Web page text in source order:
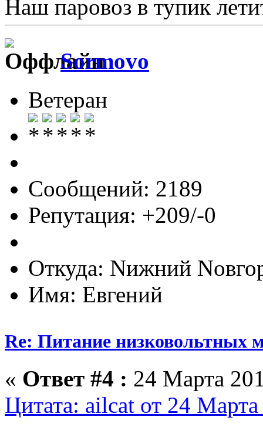
Наш паровоз в тупик
Sormovo
Ветеран
Сообщений: 2189
Репутация: +209/-0
Откуда: Nижний
Имя: Евгений
Re: Питание низковольтных
« Ответ #4 : 24 Марта
Цитата: ailcat от 24